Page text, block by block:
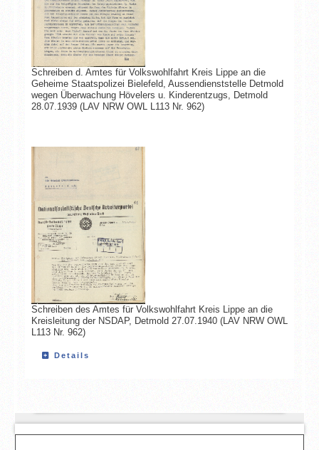
Schreiben d. Amtes für Volkswohlfahrt Kreis Lippe an die
Geheime Staatspolizei Bielefeld, Aussendienststelle Detmold
wegen Überwachung Hövelers u. Kinderentzugs, Detmold
28.07.1939 (LAV NRW OWL L113 Nr. 962)
Schreiben des Amtes für Volkswohlfahrt Kreis Lippe an die
Kreisleitung der NSDAP, Detmold 27.07.1940 (LAV NRW OWL
L113 Nr. 962)
Details